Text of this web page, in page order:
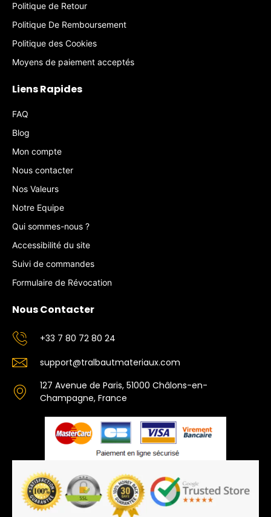
Politique de Retour
Politique De Remboursement
Politique des Cookies
Moyens de paiement acceptés
Liens Rapides
FAQ
Blog
Mon compte
Nous contacter
Nos Valeurs
Notre Equipe
Qui sommes-nous ?
Accessibilité du site
Suivi de commandes
Formulaire de Révocation
Nous Contacter
+33 7 80 72 80 24
support@tralbautmateriaux.com
127 Avenue de Paris, 51000 Châlons-en-
Champagne, France